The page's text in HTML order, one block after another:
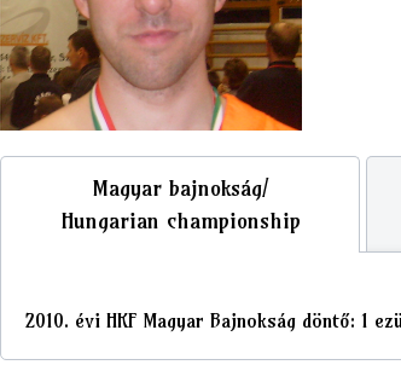
Magyar bajnokság/
Hungarian championship
2010. évi HKF Magyar Bajnokság döntő: 1